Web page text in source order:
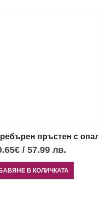
пръстен с опал
€ / 57.99 лв.
В КОЛИЧКАТА